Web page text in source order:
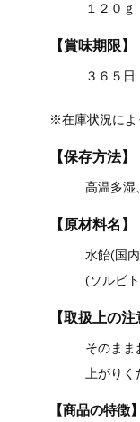
１２０ｇ
【賞味期限】
３６５日
※在庫状況によ
【保存方法】
高温多湿
【原材料名】
水飴(国
(ソルビ
【取扱上の注
そのまま
上がりく
【商品の特徴】